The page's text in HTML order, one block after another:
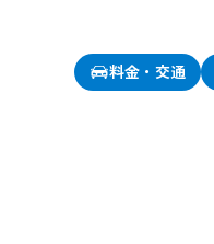
料金・交通